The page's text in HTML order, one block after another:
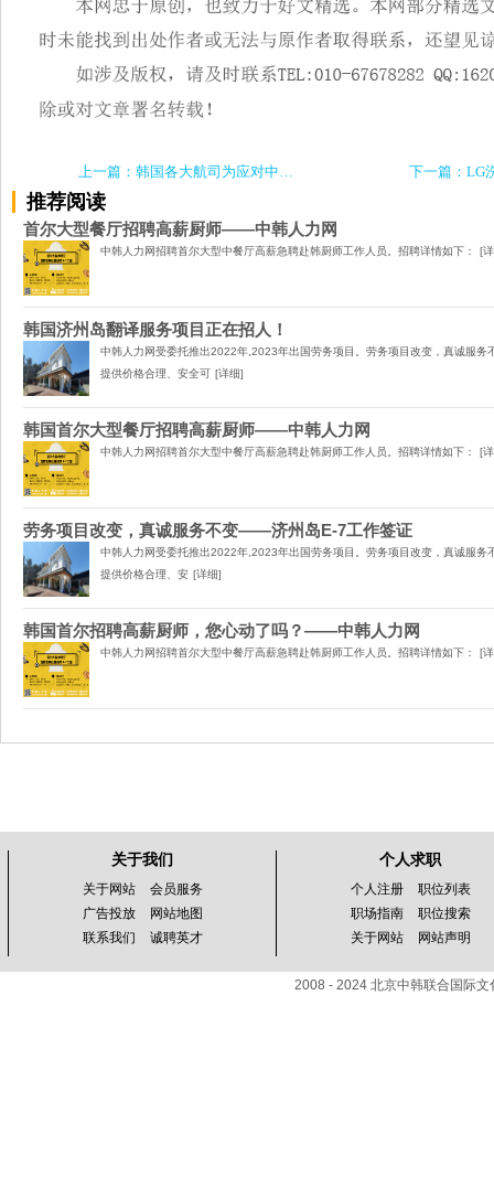
上一篇：韩国各大航司为应对中国中秋国庆假期,纷纷增加航班
推荐阅读
首尔大型餐厅招聘高薪厨师——中韩人力网
中韩人力网招聘首尔大型中餐厅高薪急聘赴韩厨师工作人员。招聘详情如下： [
韩国济州岛翻译服务项目正在招人！
中韩人力网受委托推出2022年,2023年出国劳务项目。劳务项目改变，真诚服务
提供价格合理、安全可 [详细]
韩国首尔大型餐厅招聘高薪厨师——中韩人力网
中韩人力网招聘首尔大型中餐厅高薪急聘赴韩厨师工作人员。招聘详情如下： [
劳务项目改变，真诚服务不变——济州岛E-7工作签证
中韩人力网受委托推出2022年,2023年出国劳务项目。劳务项目改变，真诚服务
提供价格合理、安 [详细]
韩国首尔招聘高薪厨师，您心动了吗？——中韩人力网
中韩人力网招聘首尔大型中餐厅高薪急聘赴韩厨师工作人员。招聘详情如下： [
关于我们
关于网站
会员服务
广告投放
网站地图
联系我们
诚聘英才
个人求职
个人注册
职位列表
职场指南
职位搜索
关于网站
网站声明
2008 - 2024 北京中韩联合国际